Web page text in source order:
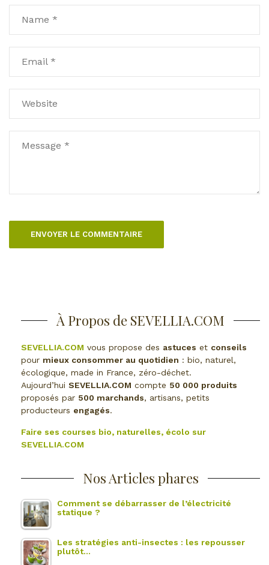
À Propos de SEVELLIA.COM
SEVELLIA.COM vous propose des astuces et conseils
pour mieux consommer au quotidien : bio, naturel,
écologique, made in France, zéro-déchet.
Aujourd’hui SEVELLIA.COM compte 50 000 produits
proposés par 500 marchands, artisans, petits
producteurs engagés.
Faire ses courses bio, naturelles, écolo sur
SEVELLIA.COM
Nos Articles phares
Comment se débarrasser de l’électricité
statique ?
Les stratégies anti-insectes : les repousser
plutôt…